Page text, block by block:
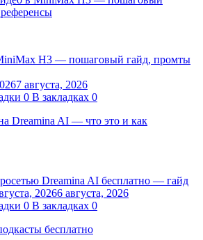
H3 — пошаговый гайд, промты
7 августа, 2026
0 В закладках 0
Dreamina AI бесплатно — гайд
20266 августа, 2026
0 В закладках 0